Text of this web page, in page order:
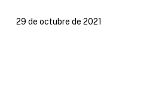
29 de octubre de 2021